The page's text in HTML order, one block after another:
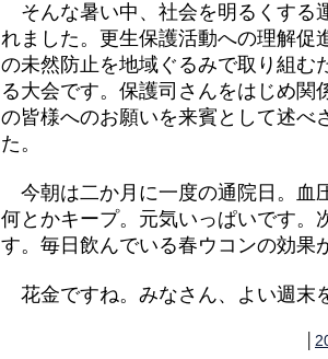
そんな暑い中、社会を明るくする
れました。更生保護活動への理解促
の未然防止を地域ぐるみで取り組む
る大会です。保護司さんをはじめ関
の皆様へのお願いを来賓として述べ
た。
今朝は二か月に一度の通院日。血
何とかキープ。元気いっぱいです。
す。毎日飲んでいる春ウコンの効果
花金ですね。みなさん、よい週末